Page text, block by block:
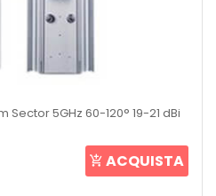
Sector 5GHz 60-120° 19-21 dBi
ACQUISTA